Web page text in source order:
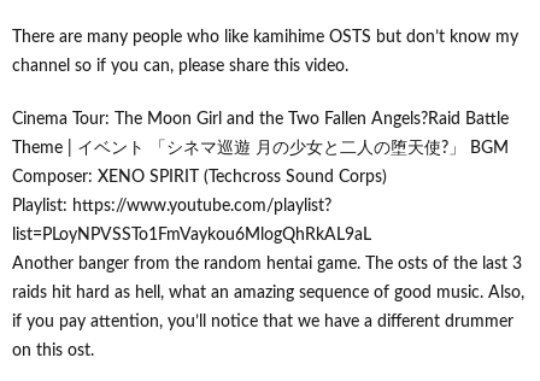
There are many people who like kamihime OSTS but don’t know my
channel so if you can, please share this video.
Cinema Tour: The Moon Girl and the Two Fallen Angels?Raid Battle
Theme | イベント 「シネマ巡遊 月の少女と二人の堕天使?」 BGM
Composer: XENO SPIRIT (Techcross Sound Corps)
Playlist: https://www.youtube.com/playlist?
list=PLoyNPVSSTo1FmVaykou6MlogQhRkAL9aL
Another banger from the random hentai game. The osts of the last 3
raids hit hard as hell, what an amazing sequence of good music. Also,
if you pay attention, you’ll notice that we have a different drummer
on this ost.